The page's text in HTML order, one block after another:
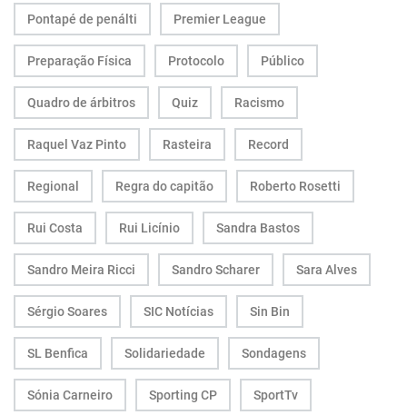
Pontapé de penálti Premier League
Preparação Física Protocolo Público
Quadro de árbitros Quiz Racismo
Raquel Vaz Pinto Rasteira Record
Regional Regra do capitão Roberto Rosetti
Rui Costa Rui Licínio Sandra Bastos
Sandro Meira Ricci Sandro Scharer Sara Alves
Sérgio Soares SIC Notícias Sin Bin
SL Benfica Solidariedade Sondagens
Sónia Carneiro Sporting CP SportTv